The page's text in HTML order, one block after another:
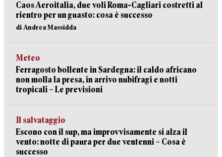
Caos Aeroitalia, due voli Roma-Cagliari costretti al
rientro per un guasto: cosa è successo
di Andrea Massidda
Meteo
Ferragosto bollente in Sardegna: il caldo africano
non molla la presa, in arrivo nubifragi e notti
tropicali – Le previsioni
Il salvataggio
Escono con il sup, ma improvvisamente si alza il
vento: notte di paura per due ventenni – Cosa è
successo